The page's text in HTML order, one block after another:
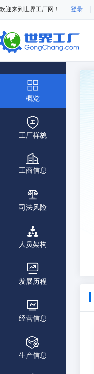
欢迎来到世界工厂网！ 登录
概览
工厂样貌
工商信息
司法风险
人员架构
发展历程
经营信息
生产信息